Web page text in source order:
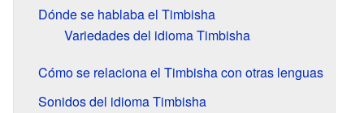
Dónde se hablaba el Timbisha
Variedades del idioma Timbisha
Cómo se relaciona el Timbisha con otras lenguas
Sonidos del idioma Timbisha